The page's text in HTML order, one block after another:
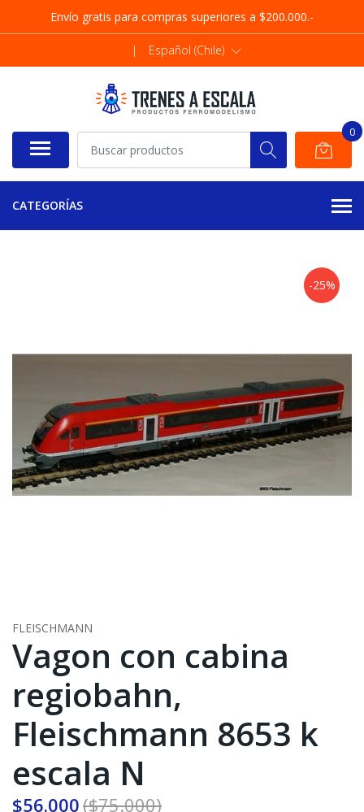
Envío gratis para compras superiores a $200.000.-
| Español (Chile)
0
CATEGORÍAS
-25%
FLEISCHMANN
Vagon con cabina
regiobahn,
Fleischmann 8653 k
escala N
$56.000($75.000)